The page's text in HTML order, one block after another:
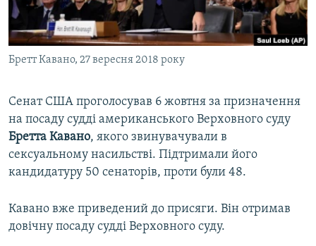
ВІДЕОУРОКИ «ELIFBE»
СВІДЧЕННЯ ОКУПАЦІЇ
УКРАЇНСЬКА ПРОБЛЕМА КРИМУ
Русский
Qırımtatar
Усі сайти RFE/RL
Бретт Кавано, 27 вересня 2018 року
Сенат США проголосував 6 жовтня за призначення
на посаду судді американського Верховного суду
Бретта Кавано, якого звинувачували в
сексуальному насильстві. Підтримали його
кандидатуру 50 сенаторів, проти були 48.
Кавано вже приведений до присяги. Він отримав
довічну посаду судді Верховного суду.